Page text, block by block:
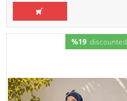
%19 discounted